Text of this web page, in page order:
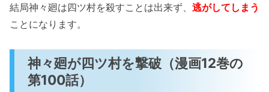
結局神々廻は四ツ村を殺すことは出来ず、 逃がしてしまう
ことになります。
神々廻が四ツ村を撃破（漫画12巻の
第100話）